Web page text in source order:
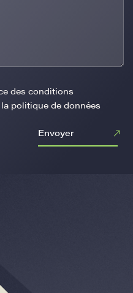
des conditions
politique de données
Envoyer